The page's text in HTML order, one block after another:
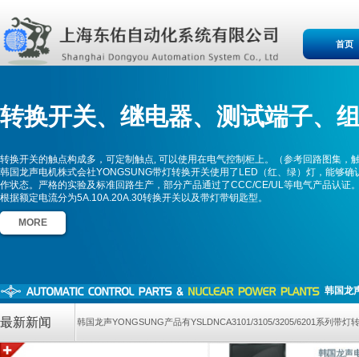
首页
MORE
转换开关的触点构成多，可定制触点, 可以使用在电气控制柜上。（参考回路图集，
韩国龙声电机株式会社YONGSUNG带灯转换开关使用了LED（红、绿）灯，能够确
作状态。严格的实验及标准回路生产，部分产品通过了CCC/CE/UL等电气产品认证
根据额定电流分为5A.10A.20A.30转换开关以及带灯带钥匙型。
转换开关、 继电器、测试端子、
韩国龙
韩国龙声YONGSUNG产品有YSLDNCA3101/3105/3205/6201系列带
最新新闻